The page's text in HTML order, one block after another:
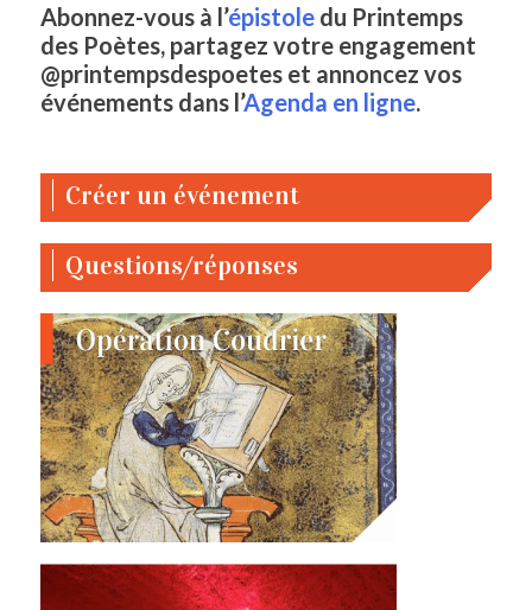
Abonnez-vous à l’épistole du Printemps
des Poètes, partagez votre engagement
@printempsdespoetes et annoncez vos
événements dans l’Agenda en ligne.
Créer un événement
Questions/réponses